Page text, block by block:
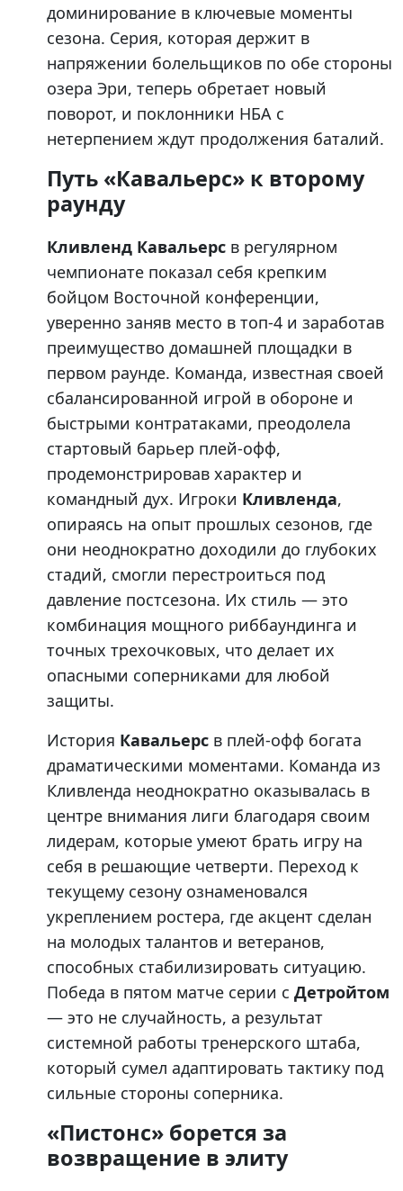
доминирование в ключевые моменты
сезона. Серия, которая держит в
напряжении болельщиков по обе стороны
озера Эри, теперь обретает новый
поворот, и поклонники НБА с
нетерпением ждут продолжения баталий.
Путь «Кавальерс» к второму
раунду
Кливленд Кавальерс в регулярном
чемпионате показал себя крепким
бойцом Восточной конференции,
уверенно заняв место в топ-4 и заработав
преимущество домашней площадки в
первом раунде. Команда, известная своей
сбалансированной игрой в обороне и
быстрыми контратаками, преодолела
стартовый барьер плей-офф,
продемонстрировав характер и
командный дух. Игроки Кливленда,
опираясь на опыт прошлых сезонов, где
они неоднократно доходили до глубоких
стадий, смогли перестроиться под
давление постсезона. Их стиль — это
комбинация мощного риббаундинга и
точных трехочковых, что делает их
опасными соперниками для любой
защиты.
История Кавальерс в плей-офф богата
драматическими моментами. Команда из
Кливленда неоднократно оказывалась в
центре внимания лиги благодаря своим
лидерам, которые умеют брать игру на
себя в решающие четверти. Переход к
текущему сезону ознаменовался
укреплением ростера, где акцент сделан
на молодых талантов и ветеранов,
способных стабилизировать ситуацию.
Победа в пятом матче серии с Детройтом
— это не случайность, а результат
системной работы тренерского штаба,
который сумел адаптировать тактику под
сильные стороны соперника.
«Пистонс» борется за
возвращение в элиту